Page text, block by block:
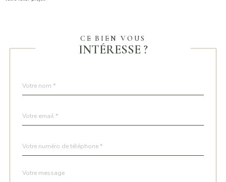
CE BIEN VOUS
INTÉRESSE ?
par
*
*
*
Fieldset
Message
*